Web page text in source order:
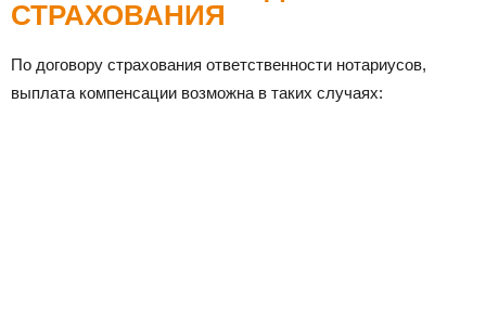
СТРАХОВАНИЯ
По договору страхования ответственности нотариусов,
выплата компенсации возможна в таких случаях: